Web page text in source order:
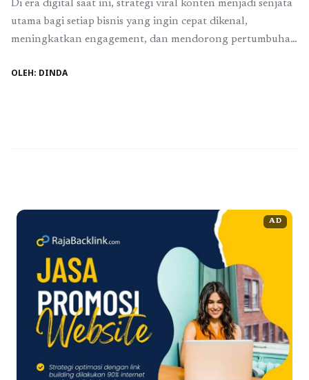
Di era digital saat ini, strategi viral konten menjadi senjata
utama bagi setiap bisnis yang ingin cepat dikenal,
meningkatkan engagement, dan mendorong pertumbuhan
konten mereka, meskipun menarik secara visual, tetap sepi
OLEH: DINDA
AD